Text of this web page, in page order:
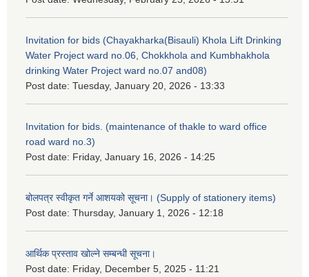
Invitation for bids (Chayakharka(Bisauli) Khola Lift Drinking
Water Project ward no.06, Chokkhola and Kumbhakhola
drinking Water Project ward no.07 and08)
Post date: Tuesday, January 20, 2026 - 13:33
Invitation for bids. (maintenance of thakle to ward office
road ward no.3)
Post date: Friday, January 16, 2026 - 14:25
बोलपत्र स्वीकृत गर्ने आशयको सूचना। (Supply of stationery items)
Post date: Thursday, January 1, 2026 - 12:18
आर्थिक प्रस्ताव खोल्ने सम्बन्धी सूचना।
Post date: Friday, December 5, 2025 - 11:21